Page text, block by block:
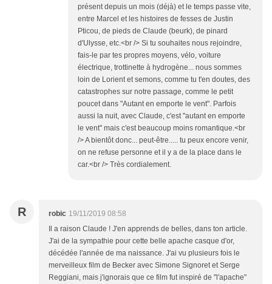
présent depuis un mois (déjà) et le temps passe vite,
entre Marcel et les histoires de fesses de Justin
Pticou, de pieds de Claude (beurk), de pinard
d'Ulysse, etc.<br /> Si tu souhaites nous rejoindre,
fais-le par tes propres moyens, vélo, voiture
électrique, trottinette à hydrogène... nous sommes
loin de Lorient et semons, comme tu t'en doutes, des
catastrophes sur notre passage, comme le petit
poucet dans "Autant en emporte le vent". Parfois
aussi la nuit, avec Claude, c'est "autant en emporte
le vent" mais c'est beaucoup moins romantique.<br
/> A bientôt donc... peut-être..... tu peux encore venir,
on ne refuse personne et il y a de la place dans le
car.<br /> Très cordialement.
R robic 19/11/2019 08:58
Il a raison Claude ! J'en apprends de belles, dans ton article.
J'ai de la sympathie pour cette belle apache casque d'or,
décédée l'année de ma naissance. J'ai vu plusieurs fois le
merveilleux film de Becker avec Simone Signoret et Serge
Reggiani, mais j'ignorais que ce film fut inspiré de "l'apache"